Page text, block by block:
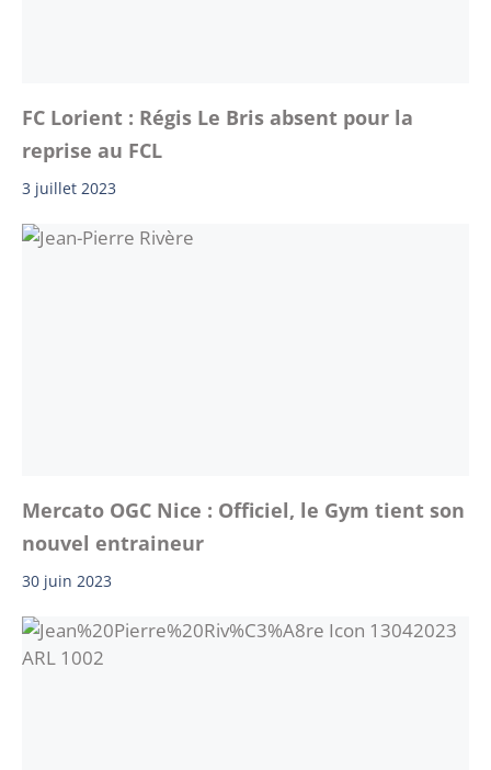
FC Lorient : Régis Le Bris absent pour la
reprise au FCL
3 juillet 2023
Mercato OGC Nice : Officiel, le Gym tient son
nouvel entraineur
30 juin 2023